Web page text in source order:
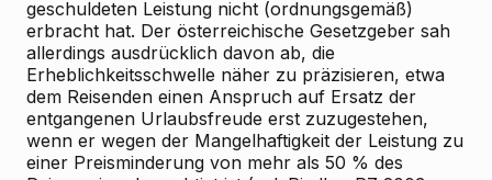
geschuldeten Leistung nicht (ordnungsgemäß)
erbracht hat. Der österreichische Gesetzgeber sah
allerdings ausdrücklich davon ab, die
Erheblichkeitsschwelle näher zu präzisieren, etwa
dem Reisenden einen Anspruch auf Ersatz der
entgangenen Urlaubsfreude erst zuzugestehen,
wenn er wegen der Mangelhaftigkeit der Leistung zu
einer Preisminderung von mehr als 50 % des